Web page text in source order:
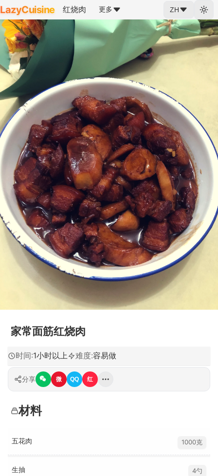
LazyCuisine 红烧肉 更多 ZH
家常面筋红烧肉
时间:1小时以上 难度:容易做
分享 微 QQ 红
材料
五花肉 1000克
生抽 4勺